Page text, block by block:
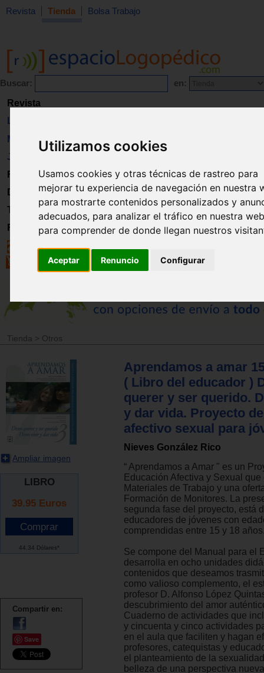
Utilizamos cookies
Usamos cookies y otras técnicas de rastreo para
mejorar tu experiencia de navegación en nuestra
para mostrarte contenidos personalizados y
adecuados, para analizar el tráfico en nuestra
para comprender de donde llegan nuestros
Aceptar Renuncio Configurar
Revista Tienda Bolsa Trabajo
Buscar: en:
Revista
Libros
Material
Juguetes
Formación
Directorio
Trabajo
Registro
Tienda > Otros
Ampliar imagen
LIBRO
39.95 Euros
44.34 Dólares*
Compartir en:
Save
Aprendamos a amar
( Libro del educador )
querer y ser querido.
y dar vida. Proyecto
afectivo sexual para
Nieves González Rico
“ Aprendamos a Amar " es un
Educación Afectiva y Sexual
Materiales de Trabajo y una
Formación de Monitores. La
segunda fase del proyecto, está
educadores de jóvenes con
comprendidas entre 15 y 18
Se compone del Manual para el
desarrolla en ocho unidades
contenidos que deseamos
como valioso complemento, el
profesor D. Alfonso López
descubrimiento del amor
Cuaderno de actividades que
y cincuenta y cinco actividades
en el aula que faciliten y hagan
profesores, catequistas y
el planteamiento de la
belleza de una perspectiva